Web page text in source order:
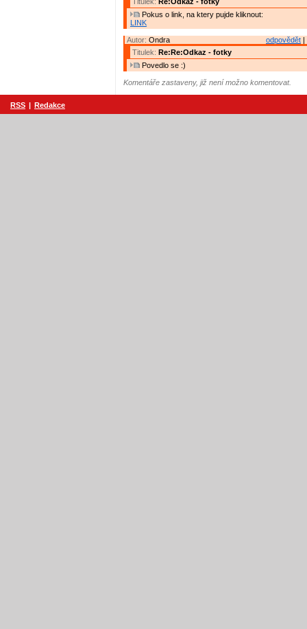
Pokus o link, na ktery pujde kliknout:
LINK
odpovědět |
Autor: Ondra
Titulek: Re:Re:Odkaz - fotky
Povedlo se :)
Komentáře zastaveny, již není možno komentovat.
RSS | Redakce